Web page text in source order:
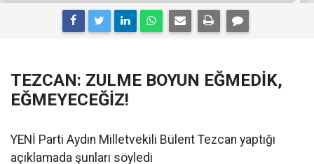
TEZCAN: ZULME BOYUN EĞMEDİK,
EĞMEYECEĞİZ!
YENİ Parti Aydın Milletvekili Bülent Tezcan yaptığı
açıklamada şunları söyledi